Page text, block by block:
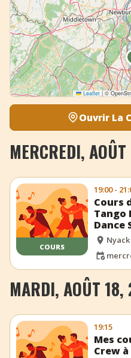
Leaflet |©
Ouvrir La
MERCREDI,
COURS
19:00 -
Cours
Tango
Dance
Nyack
MARDI, AOÛT
19:15
Mes
Crew